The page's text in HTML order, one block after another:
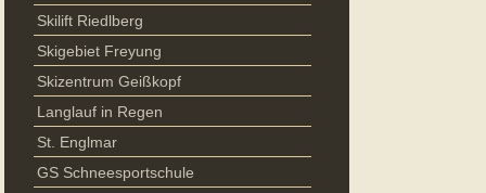
Skilift Riedlberg
Skigebiet Freyung
Skizentrum Geißkopf
Langlauf in Regen
St. Englmar
GS Schneesportschule